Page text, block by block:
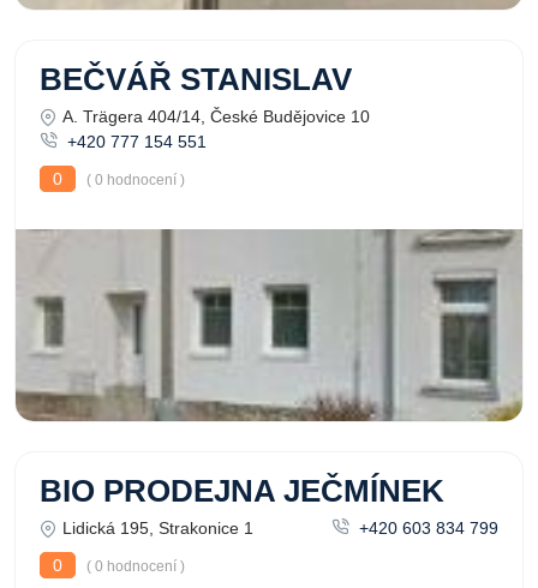
BEČVÁŘ STANISLAV
A. Trägera 404/14, České Budějovice 10
+420 777 154 551
0
( 0 hodnocení )
BIO PRODEJNA JEČMÍNEK
Lidická 195, Strakonice 1
+420 603 834 799
0
( 0 hodnocení )